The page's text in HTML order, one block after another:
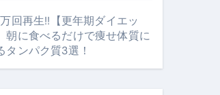
法
ガイド
万回再生!!【更年期ダイエッ
朝に食べるだけで痩せ体質に
タンパク質3選！